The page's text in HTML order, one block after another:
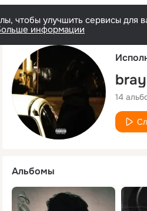
чтобы улучшить сервисы для
информации
14
Альбомы